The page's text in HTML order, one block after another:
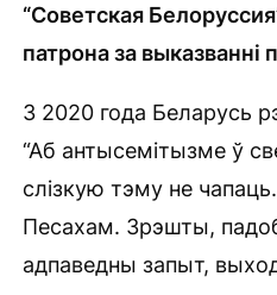
“Советская
патрона за выказванні
З 2020 года Беларусь
“Аб антысемітызме ў
слізкую тэму не
Песахам. Зрэшты,
адпаведны запыт,